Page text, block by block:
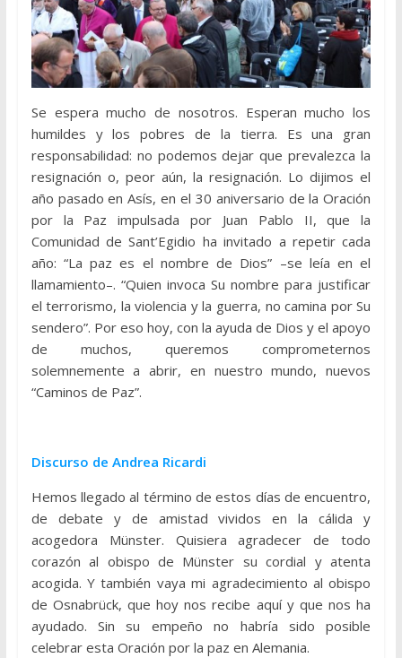
Se espera mucho de nosotros. Esperan mucho los
humildes y los pobres de la tierra. Es una gran
responsabilidad: no podemos dejar que prevalezca la
resignación o, peor aún, la resignación. Lo dijimos el
año pasado en Asís, en el 30 aniversario de la Oración
por la Paz impulsada por Juan Pablo II, que la
Comunidad de Sant’Egidio ha invitado a repetir cada
año: “La paz es el nombre de Dios” –se leía en el
llamamiento–. “Quien invoca Su nombre para justificar
el terrorismo, la violencia y la guerra, no camina por Su
sendero”. Por eso hoy, con la ayuda de Dios y el apoyo
de muchos, queremos comprometernos
solemnemente a abrir, en nuestro mundo, nuevos
“Caminos de Paz”.
Discurso de Andrea Ricardi
Hemos llegado al término de estos días de encuentro,
de debate y de amistad vividos en la cálida y
acogedora Münster. Quisiera agradecer de todo
corazón al obispo de Münster su cordial y atenta
acogida. Y también vaya mi agradecimiento al obispo
de Osnabrück, que hoy nos recibe aquí y que nos ha
ayudado. Sin su empeño no habría sido posible
celebrar esta Oración por la paz en Alemania.